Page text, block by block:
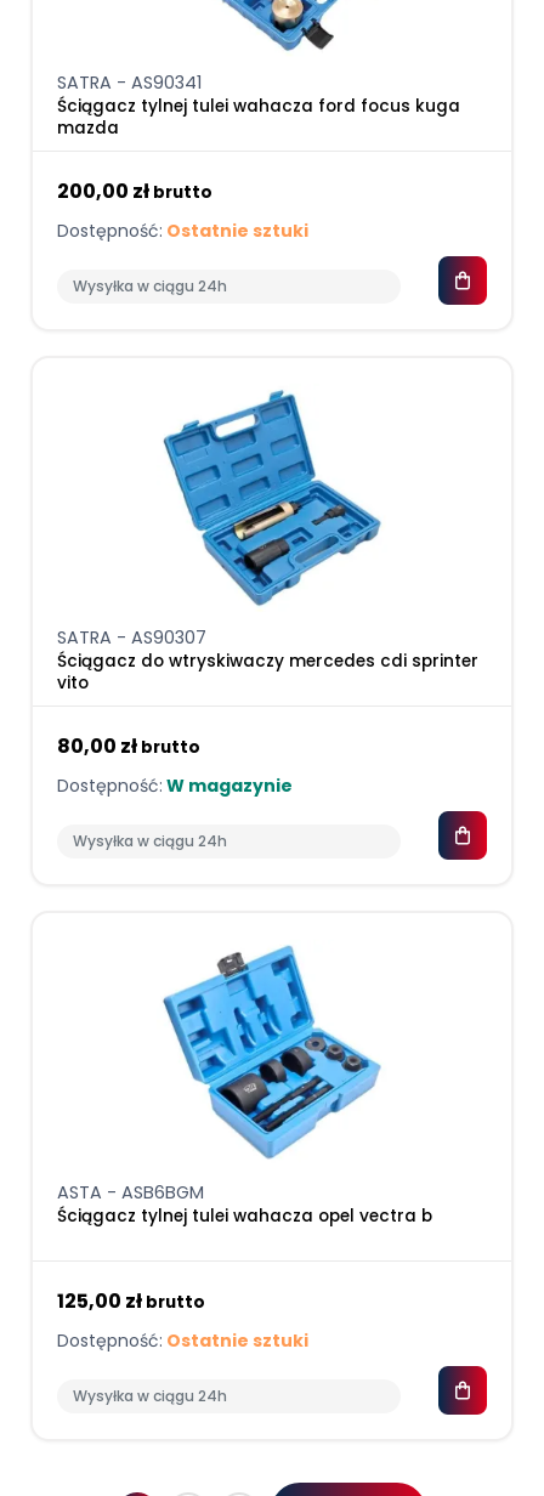
SATRA - AS90341
Ściągacz tylnej tulei wahacza ford focus kuga
mazda
200,00 zł brutto
Dostępność: Ostatnie sztuki
Wysyłka w ciągu 24h
SATRA - AS90307
Ściągacz do wtryskiwaczy mercedes cdi sprinter
vito
80,00 zł brutto
Dostępność: W magazynie
Wysyłka w ciągu 24h
ASTA - ASB6BGM
Ściągacz tylnej tulei wahacza opel vectra b
125,00 zł brutto
Dostępność: Ostatnie sztuki
Wysyłka w ciągu 24h